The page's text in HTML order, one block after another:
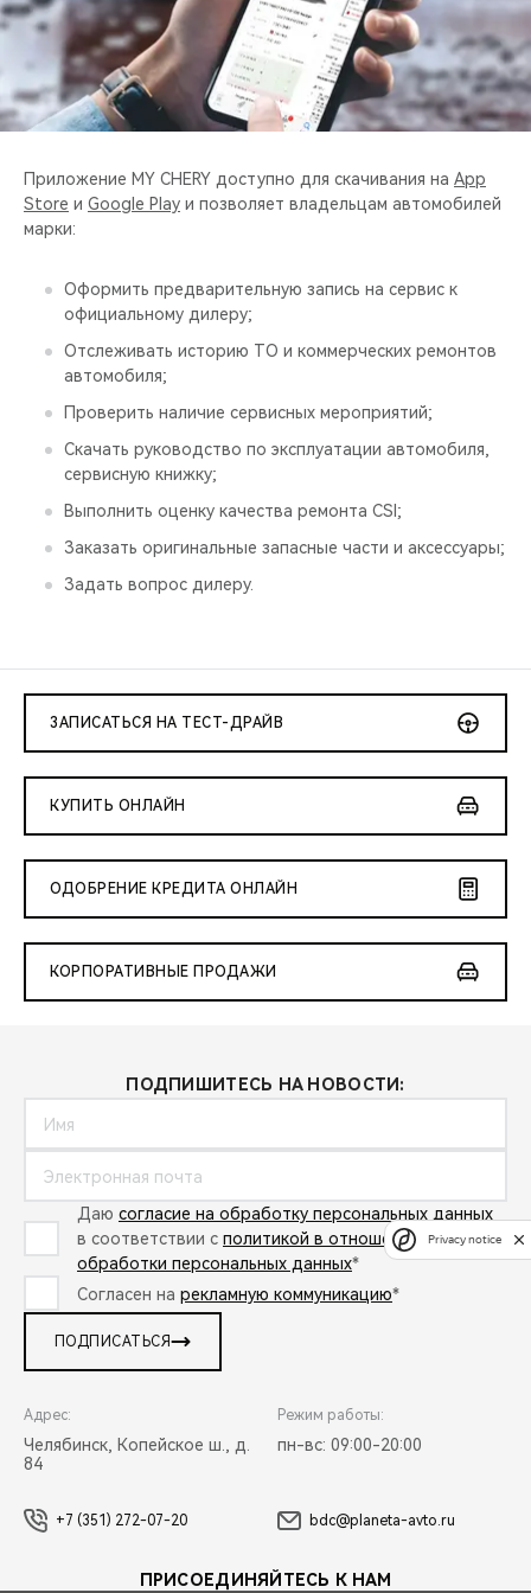
CHERY И СПОРТ
НАШИ МЕРОПРИЯТИЯ
ВИДЕООБЗОРЫ
Приложение MY CHERY доступно для скачивания на App
Store и Google Play и позволяет владельцам автомобилей
марки:
Оформить предварительную запись на сервис к
официальному дилеру;
Отслеживать историю ТО и коммерческих ремонтов
автомобиля;
Проверить наличие сервисных мероприятий;
Скачать руководство по эксплуатации автомобиля,
сервисную книжку;
Выполнить оценку качества ремонта CSI;
Заказать оригинальные запасные части и аксессуары;
Задать вопрос дилеру.
ЗАПИСАТЬСЯ НА ТЕСТ-ДРАЙВ
КУПИТЬ ОНЛАЙН
ОДОБРЕНИЕ КРЕДИТА ОНЛАЙН
КОРПОРАТИВНЫЕ ПРОДАЖИ
ПОДПИШИТЕСЬ НА НОВОСТИ:
Даю согласие на обработку персональных данных
в соответствии с политикой в отношении
обработки персональных данных*
Согласен на рекламную коммуникацию*
ПОДПИСАТЬСЯ
Адрес:
Челябинск, Копейское ш., д.
84
Режим работы:
пн-вс: 09:00-20:00
+7 (351) 272-07-20 bdc@planeta-avto.ru
ПРИСОЕДИНЯЙТЕСЬ К НАМ
Privacy notice